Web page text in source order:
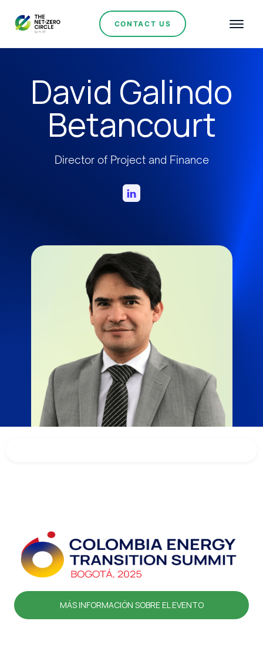
CONTACT US
David Galindo
Betancourt
Director of Project and Finance
MÁS INFORMACIÓN SOBRE EL EVENTO